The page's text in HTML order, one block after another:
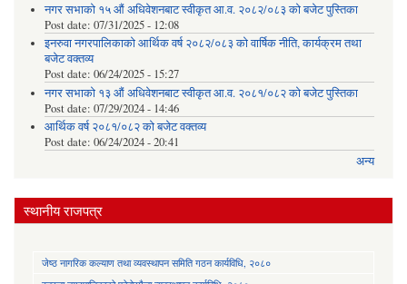
नगर सभाको १५ औं अधिवेशनबाट स्वीकृत आ.व. २०८२/०८३ को बजेट पुस्तिका
Post date: 07/31/2025 - 12:08
इनरुवा नगरपालिकाको आर्थिक वर्ष २०८२/०८३ को वार्षिक नीति, कार्यक्रम तथा
बजेट वक्तव्य
Post date: 06/24/2025 - 15:27
नगर सभाको १३ औं अधिवेशनबाट स्वीकृत आ.व. २०८१/०८२ को बजेट पुस्तिका
Post date: 07/29/2024 - 14:46
आर्थिक वर्ष २०८१/०८२ को बजेट वक्तव्य
Post date: 06/24/2024 - 20:41
अन्य
स्थानीय राजपत्र
जेष्ठ नागरिक कल्याण तथा व्यवस्थापन समिति गठन कार्यविधि, २०८०